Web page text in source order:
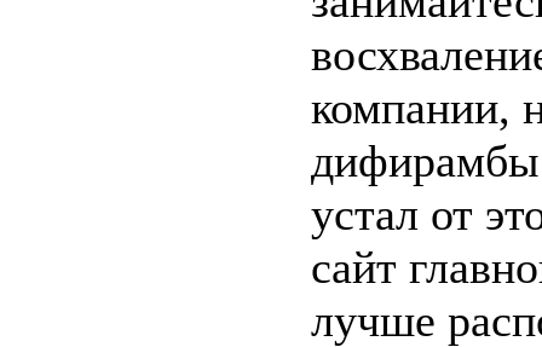
компании,
устал от
сайт
лучше